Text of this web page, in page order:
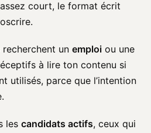
court, le format écrit
recherchent un emploi ou une
à lire ton contenu si
utilisés, parce que l’intention
les candidats actifs, ceux qui